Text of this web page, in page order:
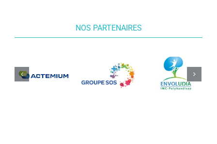
NOS PARTENAIRES